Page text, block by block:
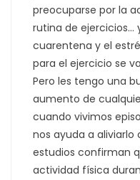
preocuparse por la
rutina de ejercicios…
cuarentena y el
para el ejercicio se
Pero les tengo una
aumento de
cuando vivimos
nos ayuda a aliviarlo
estudios confirman
actividad física